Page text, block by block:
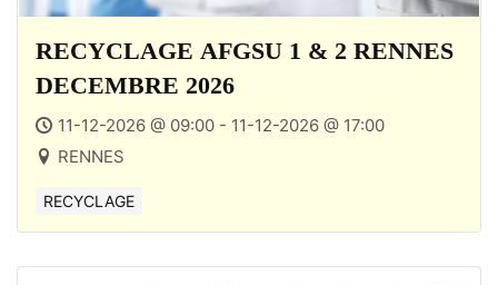
RECYCLAGE AFGSU 1 & 2 RENNES
DECEMBRE 2026
11-12-2026 @ 09:00 - 11-12-2026 @ 17:00
RENNES
RECYCLAGE